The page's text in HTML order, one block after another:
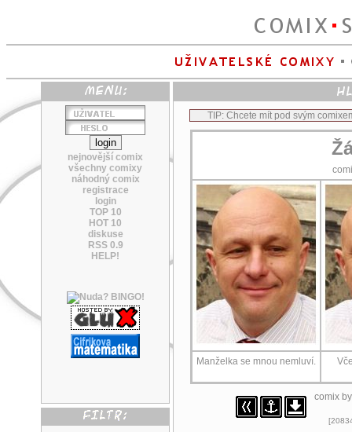
nejnovější comix
všechny comixy
náhodný comix
registrace
login
TOP 10
HOT 10
diskuse
RSS 0.9
HELP!
TIP: Chcete mít pod svým
Manželka se mnou nemluví.
comix